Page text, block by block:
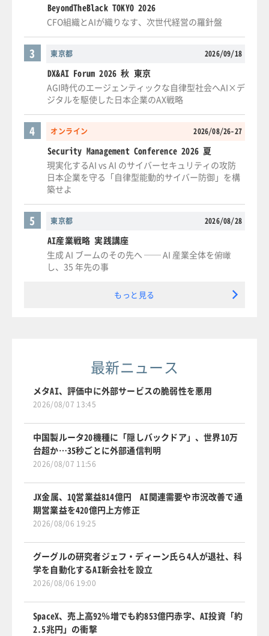
BeyondTheBlack TOKYO 2026
CFO組織とAIが織りなす、次世代経営の羅針盤
東京都 2026/09/18
3
DX&AI Forum 2026 秋 東京
AGI時代のエージェンティックな自律型社会へAI×デ
ジタルを駆使した日本企業のAX戦略
オンライン 2026/08/26-27
4
Security Management Conference 2026 夏
現実化するAI vs AI のサイバーセキュリティの攻防
日本企業を守る「自律型能動的サイバー防御」を構
築せよ
東京都 2026/08/28
5
AI産業戦略 実践講座
生成 AI ブームのその先へ ── AI 産業全体を俯瞰
し、35 年先の事
もっと見る
最新ニュース
メタAI、評価中に外部サービスの脆弱性を悪用
2026/08/07 13:45
中国製ルータ20機種に「隠しバックドア」、世界10万
台超か…35秒ごとに外部通信判明
2026/08/07 11:56
JX金属、1Q営業益814億円 AI関連需要や市況改善で通
期営業益を420億円上方修正
2026/08/06 19:25
グーグルの研究者ジェフ・ディーン氏ら4人が退社、科
学を自動化するAI新会社を設立
2026/08/06 19:00
SpaceX、売上高92％増でも約853億円赤字、AI投資「約
2.5兆円」の衝撃